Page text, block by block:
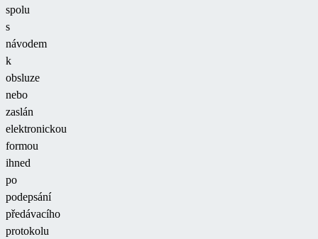
spolu
s
návodem
k
obsluze
nebo
zaslán
elektronickou
formou
ihned
po
podepsání
předávacího
protokolu